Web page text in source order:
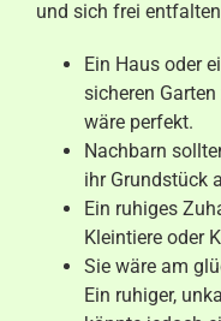
und sich frei
Ein Haus oder
sicheren
wäre perfekt.
Nachbarn
ihr Grundstück
Ein ruhiges
Kleintiere oder
Sie wäre am
Ein ruhiger,